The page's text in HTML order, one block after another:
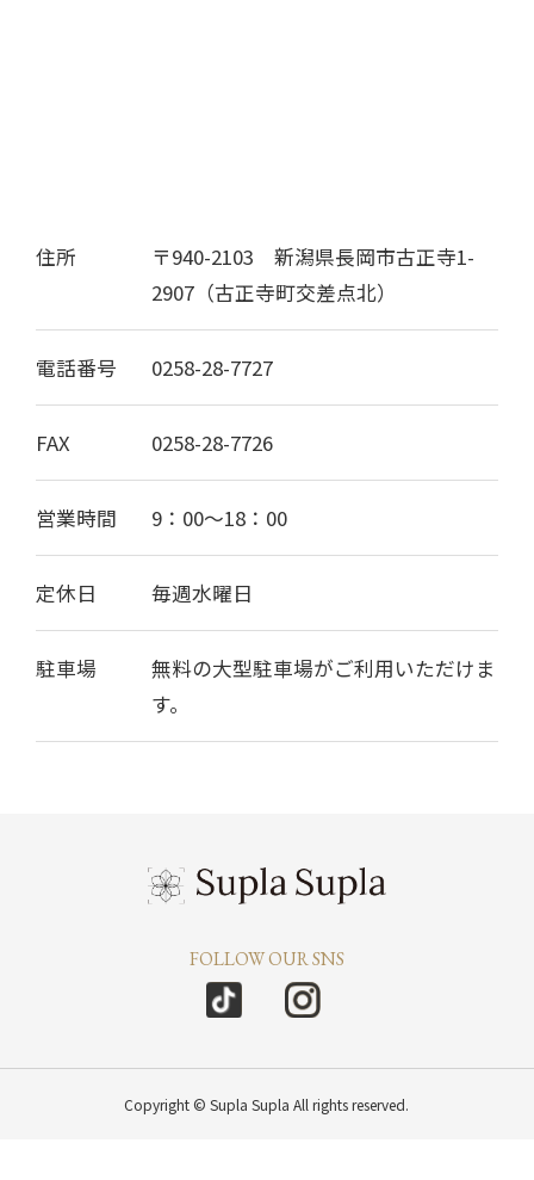
住所
〒940-2103 新潟県長岡市古正寺1-
2907（古正寺町交差点北）
電話番号 0258-28-7727
FAX 0258-28-7726
営業時間 9：00〜18：00
定休日 毎週水曜日
駐車場
無料の大型駐車場がご利用いただけま
す。
FOLLOW OUR SNS
Copyright © Supla Supla All rights reserved.